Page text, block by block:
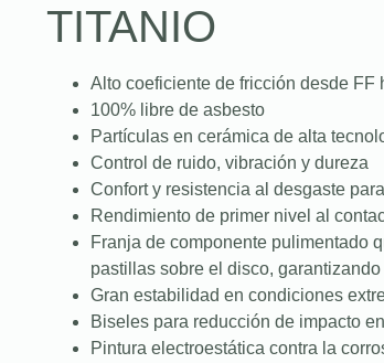
TITANIO
Alto coeficiente de fricción desde FF
100% libre de asbesto
Partículas en cerámica de alta
Control de ruido, vibración y dureza
Confort y resistencia al desgaste
Rendimiento de primer nivel al
Franja de componente pulimentado
pastillas sobre el disco,
Gran estabilidad en condiciones
Biseles para reducción de impacto
Pintura electroestática contra la